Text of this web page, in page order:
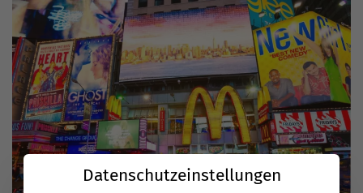
Datenschutzeinstellungen